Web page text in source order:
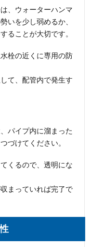
、ウォーターハンマ
いを少し弱めるか、
ることが大切です。
栓の近くに専用の防
て、配管内で発生す
パイプ内に溜まった
づけてください。
くるので、透明にな
まっていれば完了で